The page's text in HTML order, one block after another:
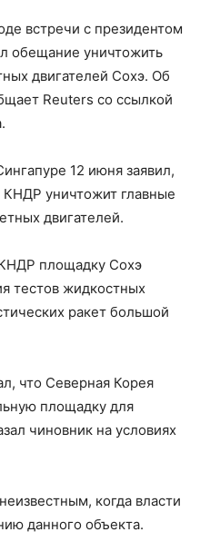
встречи с президентом
обещание уничтожить
двигателей Сохэ. Об
Reuters со ссылкой
12 июня заявил,
уничтожит главные
двигателей.
КНДР площадку Сохэ
тестов жидкостных
ракет большой
что Северная Корея
площадку для
чиновник на условиях
когда власти
данного объекта.